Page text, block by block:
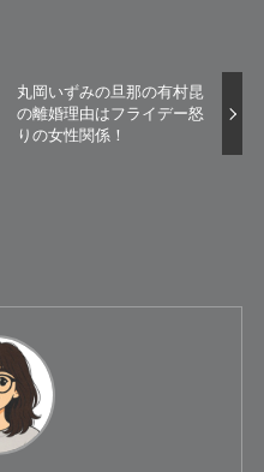
丸岡いずみの旦那の有村昆
の離婚理由はフライデー怒
りの女性関係！